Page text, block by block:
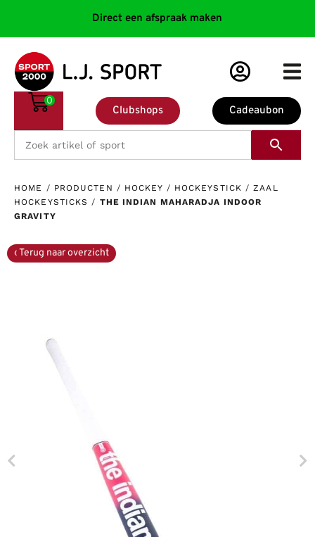
Direct een afspraak maken
Cadeaubon
Clubshops
0
HOME / PRODUCTEN / HOCKEY / HOCKEYSTICK /ZAAL
HOCKEYSTICKS / THE INDIAN MAHARADJA INDOOR
GRAVITY